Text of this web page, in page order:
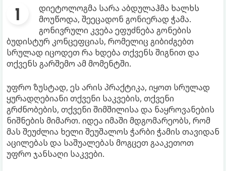
დიეტოლოგმა სარა აბდულაჰმა ხალხს
მოუწოდა, შეეცადონ გონიერად ჭამა.
გონივრული კვება ეფუძნება გონების
ბუდისტურ კონცეფციას, რომელიც გიბიძგებთ
სრულად იცოდეთ რა ხდება თქვენს შიგნით და
თქვენს გარშემო ამ მომენტში.
უფრო ზუსტად, ეს არის პრაქტიკა, იყოთ სრულად
ყურადღებიანი თქვენი საკვების, თქვენი
გრძნობების, თქვენი შიმშილისა და ნაყროვანების
ნიშნების მიმართ. იდეა იმაში მდგომარეობს, რომ
მას შეუძლია ხელი შეუშალოს ჭარბი ჭამის თავიდან
აცილებას და საშუალებას მოგცეთ გააკეთოთ
უფრო ჯანსაღი საკვები.